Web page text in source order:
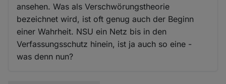
ansehen. Was als Verschwörungstheorie
bezeichnet wird, ist oft genug auch der Beginn
einer Wahrheit. NSU ein Netz bis in den
Verfassungsschutz hinein, ist ja auch so eine -
was denn nun?